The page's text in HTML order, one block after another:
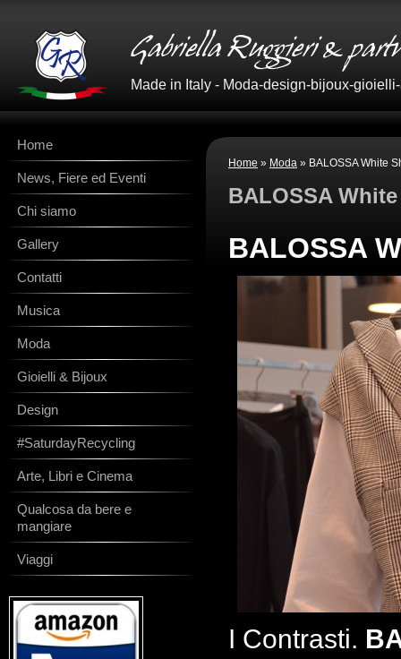
Made in Italy - Moda-design-bijoux-
Home » Moda » BALOSSA White
BALOSSA
BALOSSA
I Contrasti.
Home
News, Fiere ed Eventi
Chi siamo
Gallery
Contatti
Musica
Moda
Gioielli & Bijoux
Design
#SaturdayRecycling
Arte, Libri e Cinema
Qualcosa da bere e
mangiare
Viaggi